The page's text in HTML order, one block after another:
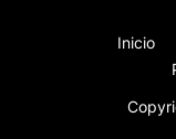
Inicio